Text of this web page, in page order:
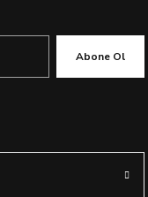
Abone Ol